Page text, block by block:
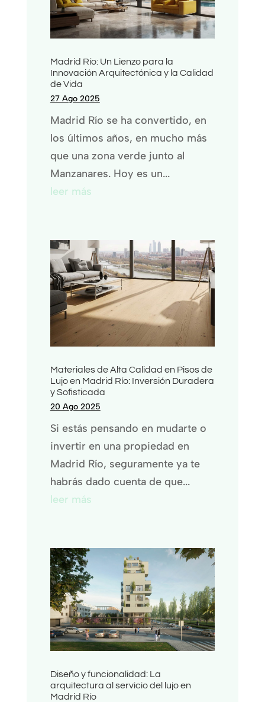
Madrid Río: Un Lienzo para la
Innovación Arquitectónica y la Calidad
de Vida
27 Ago 2025
Madrid Río se ha convertido, en
los últimos años, en mucho más
que una zona verde junto al
Manzanares. Hoy es un...
leer más
Materiales de Alta Calidad en Pisos de
Lujo en Madrid Río: Inversión Duradera
y Sofisticada
20 Ago 2025
Si estás pensando en mudarte o
invertir en una propiedad en
Madrid Río, seguramente ya te
habrás dado cuenta de que...
leer más
Diseño y funcionalidad: La
arquitectura al servicio del lujo en
Madrid Río